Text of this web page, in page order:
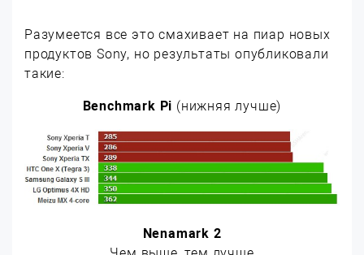
Разумеется все это смахивает на пиар новых
продуктов Sony, но результаты опубликовали
такие:
Benchmark Pi (нижняя лучше)
Nenamark 2